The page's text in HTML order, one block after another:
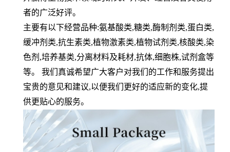
者的广泛好评。
主要有以下经营品种:氨基酸类,糖类,酶制剂类,蛋白类,
缓冲剂类,抗生素类,植物激素类,植物试剂类,核酸类,染
色剂 ,培养基类,分离材料及耗材,抗体,细胞株,试剂盒等
等。 我们真诚希望广大客户对我们的工作和服务提出
宝贵的意见和建议,以便我们更好的适应新的变化,提
供更贴心的服务。